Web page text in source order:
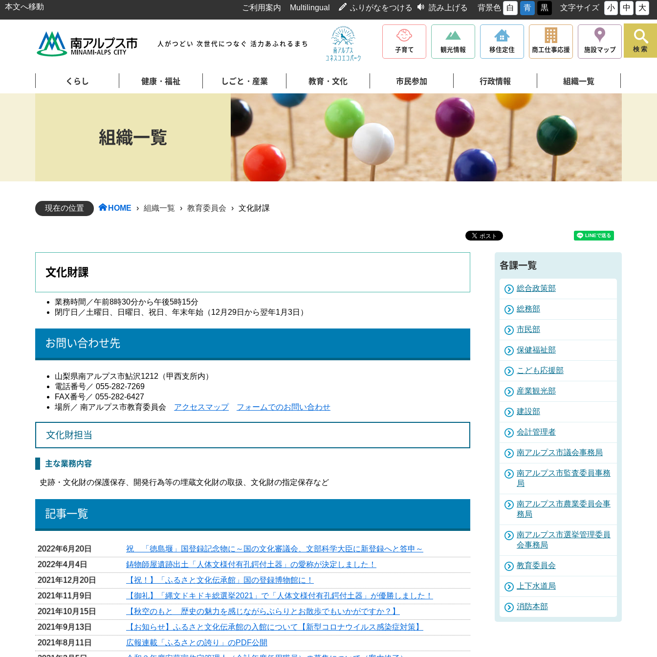
本文へ移動 ご利用案内 Multilingual ふりがなをつける 読み上げる 背景色 白 青 黒 文字サイズ 小 中 大
人がつどい 次世代につなぐ 活力あふれるまち
子育て 観光情報 移住定住 商工仕事応援 施設マップ
くらし 健康・福祉 しごと・産業 教育・文化 市民参加 行政情報 組織一覧
検索
組織一覧
現在の位置 HOME › 組織一覧 › 教育委員会 › 文化財課
文化財課
業務時間／午前8時30分から午後5時15分
閉庁日／土曜日、日曜日、祝日、年末年始（12月29日から翌年1月3日）
お問い合わせ先
山梨県南アルプス市鮎沢1212（甲西支所内）
電話番号／ 055-282-7269
FAX番号／ 055-282-6427
場所／ 南アルプス市教育委員会 アクセスマップ フォームでのお問い合わせ
文化財担当
主な業務内容
史跡・文化財の保護保存、開発行為等の埋蔵文化財の取扱、文化財の指定保存など
記事一覧
2022年6月20日
祝 「徳島堰」国登録記念物に～国の文化審議会、文部科学大臣に新登録へと答申～
2022年4月4日
鋳物師屋遺跡出土「人体文様付有孔鍔付土器」の愛称が決定しました！
2021年12月20日
【祝！】「ふるさと文化伝承館」国の登録博物館に！
2021年11月9日
【御礼】「縄文ドキドキ総選挙2021」で「人体文様付有孔鍔付土器」が優勝しました！
2021年10月15日
【秋空のもと 歴史の魅力を感じながらぶらりとお散歩でもいかがですか？】
2021年9月13日
【お知らせ】ふるさと文化伝承館の入館について【新型コロナウイルス感染症対策】
2021年8月11日
広報連載「ふるさとの誇り」のPDF公開
各課一覧
総合政策部
総務部
市民部
保健福祉部
こども応援部
産業観光部
建設部
会計管理者
南アルプス市議会事務局
南アルプス市監査委員事務
局
南アルプス市農業委員会事
務局
南アルプス市選挙管理委員
会事務局
教育委員会
上下水道局
消防本部